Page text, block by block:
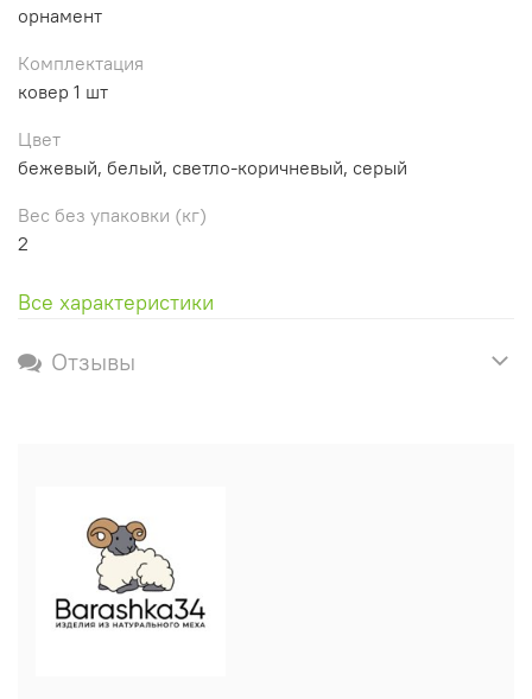
орнамент
Комплектация
ковер 1 шт
Цвет
бежевый, белый, светло-коричневый, серый
Вес без упаковки (кг)
2
Все характеристики
Отзывы